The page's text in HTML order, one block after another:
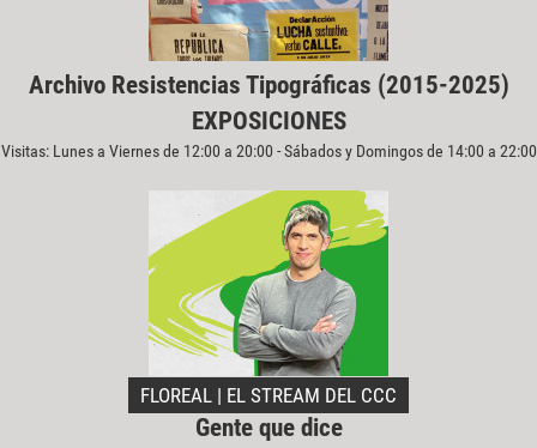
Archivo Resistencias Tipográficas (2015-2025)
EXPOSICIONES
Visitas: Lunes a Viernes de 12:00 a 20:00 - Sábados y Domingos de 14:00 a 22:00
FLOREAL | EL STREAM DEL CCC
Gente que dice